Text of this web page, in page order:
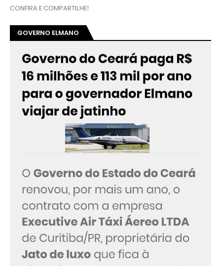
CONFIRA E COMPARTILHE!
GOVERNO ELMANO